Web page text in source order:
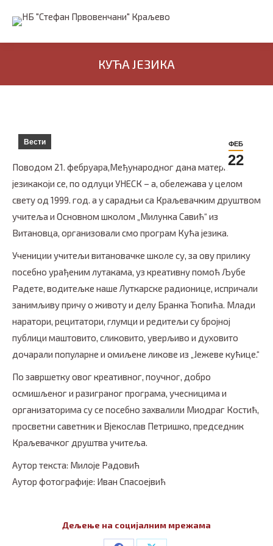
КУЋА ЈЕЗИКА
ФЕБ
22
Вести
Поводом 21. фебруара,Међународног дана матерњег
језикакоји се, по одлуци УНЕСК – а, обележава у целом
свету од 1999. год. а у сарадњи са Краљевачким друштвом
учитеља и Основном школом „Милунка Савић“ из
Витановца, организовали смо програм Кућа језика.
Учениции учитељи витановачке школе су, за ову прилику
посебно урађеним лутакама, уз креативну помоћ Љубе
Радете, водитељке наше Луткарске радионице, испричали
занимљиву причу о животу и делу Бранка Ћопића. Млади
наратори, рецитатори, глумци и редитељи су бројној
публици маштовито, сликовито, уверљиво и духовито
дочарали популарне и омиљене ликове из „Јежеве кућице.“
По завршетку овог креативног, поучног, добро
осмишљеног и разиграног програма, учесницима и
организаторима су се посебно захвалили Миодраг Костић,
просветни саветник и Вјекослав Петришко, председник
Краљевачког друштва учитеља.
Аутор текста: Милоје Радовић
Аутор фотографије: Иван Спасоејвић
Дељење на социјалним мрежама